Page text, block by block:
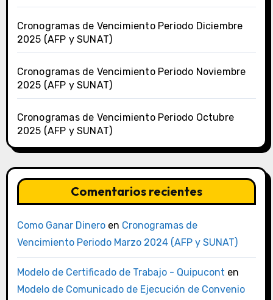
Cronogramas de Vencimiento Periodo Diciembre
2025 (AFP y SUNAT)
Cronogramas de Vencimiento Periodo Noviembre
2025 (AFP y SUNAT)
Cronogramas de Vencimiento Periodo Octubre
2025 (AFP y SUNAT)
Comentarios recientes
Como Ganar Dineroen Cronogramas de
Vencimiento Periodo Marzo 2024 (AFP y SUNAT)
Modelo de Certificado de Trabajo - Quipucont en
Modelo de Comunicado de Ejecución de Convenio